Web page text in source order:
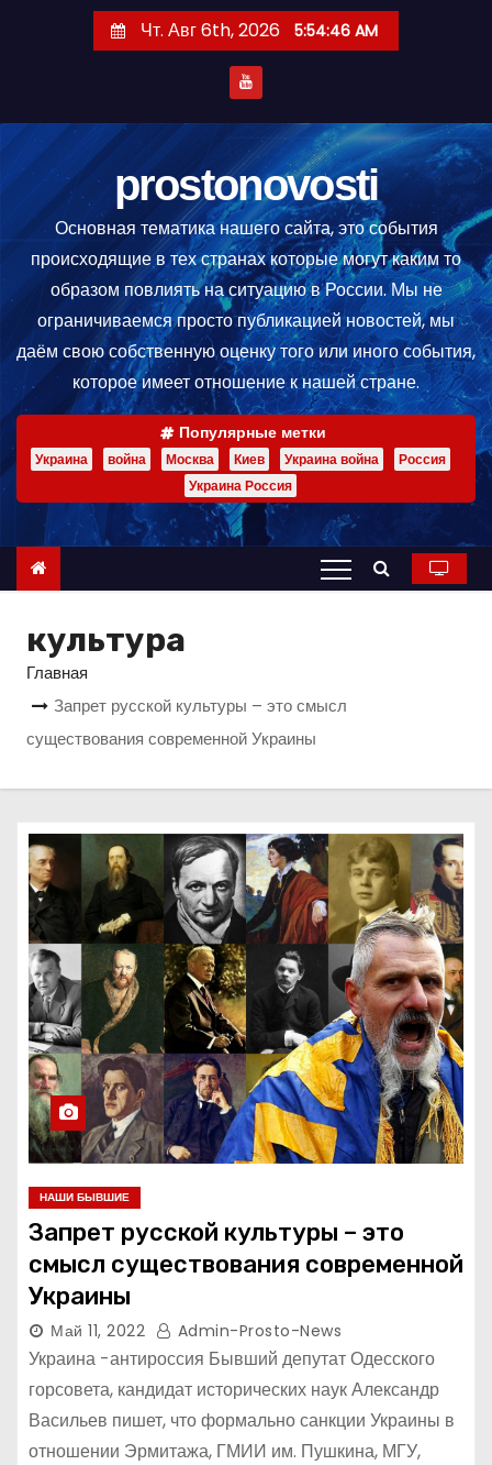
е
р
ж
м
Чт. Авг 6th, 2026 5:54:47 AM
prostonovosti
Основная тематика нашего сайта, это события
происходящие в тех странах которые могут каким то
образом повлиять на ситуацию в России. Мы не
ограничиваемся просто публикацией новостей, мы
даём свою собственную оценку того или иного события,
которое имеет отношение к нашей стране.
Популярные метки
Украина война Москва Киев Украина война
Россия
Украина Россия
культура
Главная
Запрет русской культуры – это смысл
существования современной Украины
НАШИ БЫВШИЕ
Запрет русской культуры – это
смысл существования современной
Украины
Май 11, 2022 Admin-Prosto-News
Украина -антироссия Бывший депутат Одесского
горсовета, кандидат исторических наук Александр
Васильев пишет, что формально санкции Украины в
отношении Эрмитажа, ГМИИ им. Пушкина, МГУ,